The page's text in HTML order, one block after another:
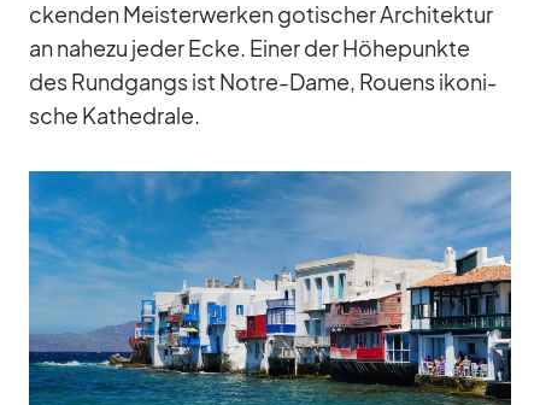
cken­den Meis­ter­wer­ken go­ti­scher Ar­chi­tek­tur
an na­hezu je­der Ecke. Ei­ner der Hö­he­punkte
des Rund­gangs ist Notre-Dame, Rouens iko­ni­
sche Ka­the­drale.